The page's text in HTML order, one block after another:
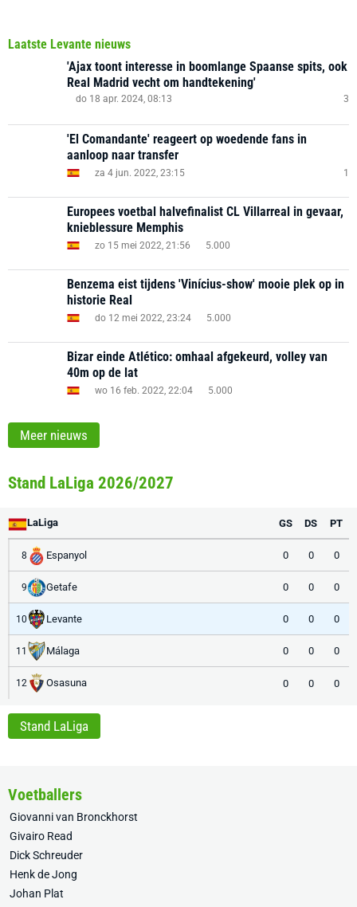
Laatste Levante nieuws
'Ajax toont interesse in boomlange Spaanse spits, ook
Real Madrid vecht om handtekening'
do 18 apr. 2024, 08:13 3
'El Comandante' reageert op woedende fans in
aanloop naar transfer
za 4 jun. 2022, 23:15 1
Europees voetbal halvefinalist CL Villarreal in gevaar,
knieblessure Memphis
zo 15 mei 2022, 21:56 5.000
Benzema eist tijdens 'Vinícius-show' mooie plek op in
historie Real
do 12 mei 2022, 23:24 5.000
Bizar einde Atlético: omhaal afgekeurd, volley van
40m op de lat
wo 16 feb. 2022, 22:04 5.000
Meer nieuws
Stand LaLiga 2026/2027
LaLiga GS DS PT
8 Espanyol 0 0 0
9 Getafe 0 0 0
10 Levante 0 0 0
11 Málaga 0 0 0
12 Osasuna 0 0 0
Stand LaLiga
Voetballers
Giovanni van Bronckhorst
Givairo Read
Dick Schreuder
Henk de Jong
Johan Plat